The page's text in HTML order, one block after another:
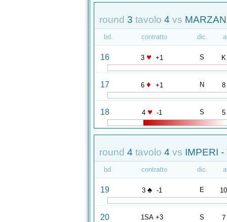
round 3 tavolo 4 vs
bd. contratto dic.
16 3 ♥ +1 S K
17 6 ♦ +1 N 8
18 4 ♥ -1 S 5
round 4 tavolo 4 vs IMPERI
bd. contratto dic.
19 3 ♠ -1 E 10
20 1SA +3 S 7